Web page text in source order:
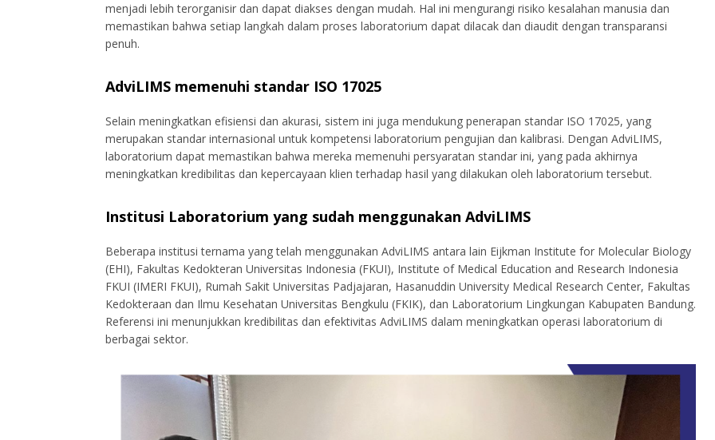
menjadi lebih terorganisir dan dapat diakses dengan mudah. Hal ini mengurangi risiko kesalahan manusia dan
memastikan bahwa setiap langkah dalam proses laboratorium dapat dilacak dan diaudit dengan transparansi
penuh.
AdviLIMS memenuhi standar ISO 17025
Selain meningkatkan efisiensi dan akurasi, sistem ini juga mendukung penerapan standar ISO 17025, yang
merupakan standar internasional untuk kompetensi laboratorium pengujian dan kalibrasi. Dengan AdviLIMS,
laboratorium dapat memastikan bahwa mereka memenuhi persyaratan standar ini, yang pada akhirnya
meningkatkan kredibilitas dan kepercayaan klien terhadap hasil yang dilakukan oleh laboratorium tersebut.
Institusi Laboratorium yang sudah menggunakan AdviLIMS
Beberapa institusi ternama yang telah menggunakan AdviLIMS antara lain Eijkman Institute for Molecular Biology
(EHI), Fakultas Kedokteran Universitas Indonesia (FKUI), Institute of Medical Education and Research Indonesia
FKUI (IMERI FKUI), Rumah Sakit Universitas Padjajaran, Hasanuddin University Medical Research Center, Fakultas
Kedokteraan dan Ilmu Kesehatan Universitas Bengkulu (FKIK), dan Laboratorium Lingkungan Kabupaten Bandung.
Referensi ini menunjukkan kredibilitas dan efektivitas AdviLIMS dalam meningkatkan operasi laboratorium di
berbagai sektor.